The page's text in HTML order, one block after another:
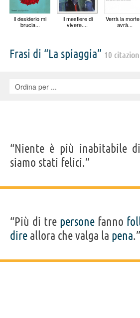
Il desiderio mi
brucia...
Il mestiere di
vivere....
Verrà la
avrà...
Frasi di “La spiaggia” 10
“Niente è più inabitabile
siamo stati felici.”
“Più di tre persone fanno
dire allora che valga la pena.”